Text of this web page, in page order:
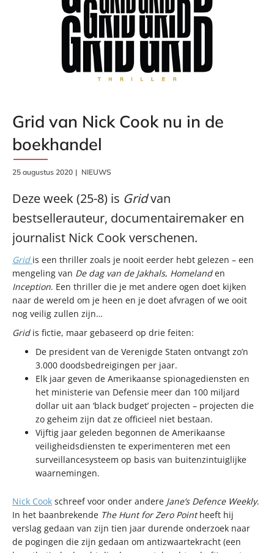
Grid van Nick Cook nu in de
boekhandel
25 augustus 2020 NIEUWS
Deze week (25-8) is Gridvan
bestsellerauteur, documentairemaker en
journalist Nick Cook verschenen.
Grid is een thriller zoals je nooit eerder hebt gelezen – een
mengeling van De dag van de Jakhals, Homelanden
Inception. Een thriller die je met andere ogen doet kijken
naar de wereld om je heen en je doet afvragen of we ooit
nog veilig zullen zijn…
Gridis fictie, maar gebaseerd op drie feiten:
De president van de Verenigde Staten ontvangt zo’n
3.000 doodsbedreigingen per jaar.
Elk jaar geven de Amerikaanse spionagediensten en
het ministerie van Defensie meer dan 100 miljard
dollar uit aan ‘black budget’ projecten – projecten die
zo geheim zijn dat ze officieel niet bestaan.
Vijftig jaar geleden begonnen de Amerikaanse
veiligheidsdiensten te experimenteren met een
surveillancesysteem op basis van buitenzintuiglijke
waarnemingen.
Nick Cook schreef voor onder andere Jane’s Defence Weekly.
In het baanbrekende The Hunt for Zero Pointheeft hij
verslag gedaan van zijn tien jaar durende onderzoek naar
de pogingen die zijn gedaan om antizwaartekracht (een